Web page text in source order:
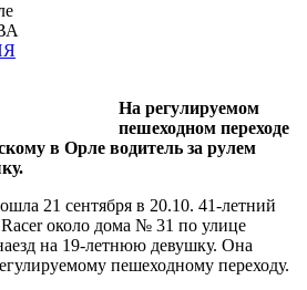
На регулируемом
пешеходном переходе
в Орле водитель за рулем
21 сентября в 20.10. 41-летний
около дома № 31 по улице
на 19-летнюю девушку. Она
пешеходному переходу.